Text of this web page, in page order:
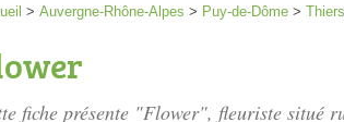
> Auvergne-Rhône-Alpes > Puy-de-Dôme > Thiers
fiche présente "Flower", fleuriste situé